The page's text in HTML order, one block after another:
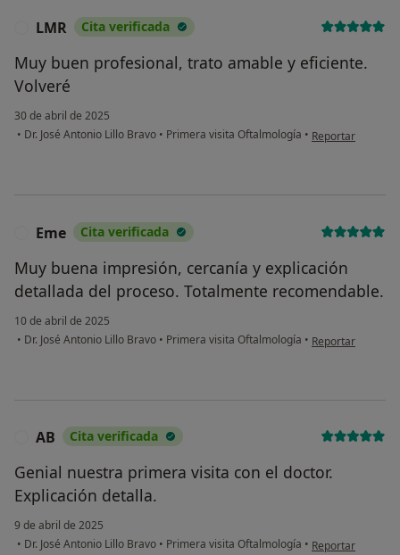
LMR Cita verificada
Muy buen profesional, trato amable y eficiente.
Volveré
30 de abril de 2025
• Dr. José Antonio Lillo Bravo • Primera visita Oftalmología • en opinión del
Reportar
Eme Cita verificada
Muy buena impresión, cercanía y explicación
detallada del proceso. Totalmente recomendable.
10 de abril de 2025
• Dr. José Antonio Lillo Bravo • Primera visita Oftalmología • en opinión del
Reportar
AB Cita verificada
Genial nuestra primera visita con el doctor.
Explicación detalla.
9 de abril de 2025
• Dr. José Antonio Lillo Bravo • Primera visita Oftalmología • en opinión del
Reportar